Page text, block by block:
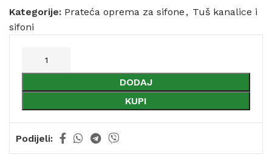
Kategorije: Prateća oprema za sifone , Tuš kanalice i
sifoni
DODAJ
KUPI
Podijeli: